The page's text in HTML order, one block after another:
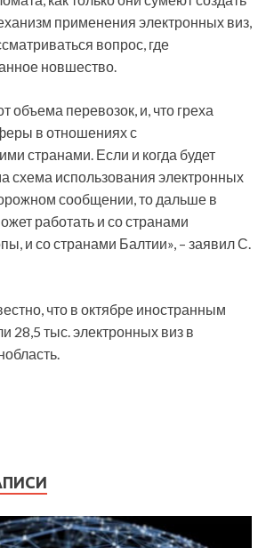
применения электронных виз,
вопрос, где
новшество.
объема перевозок, и, что греха
в отношениях с
странами. Если и когда будет
схема использования электронных
сообщении, то дальше в
работать и со странами
и со странами Балтии», – заявил С.
что в октябре иностранным
28,5 тыс. электронных виз в